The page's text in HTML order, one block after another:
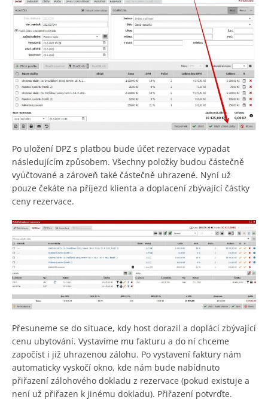
Po uložení DPZ s platbou bude účet rezervace vypadat
následujícím způsobem. Všechny položky budou částečně
vyúčtované a zároveň také částečně uhrazené. Nyní už
pouze čekáte na příjezd klienta a doplacení zbývající částky
ceny rezervace.
Přesuneme se do situace, kdy host dorazil a doplácí zbývající
cenu ubytování. Vystavíme mu fakturu a do ní chceme
započíst i již uhrazenou zálohu. Po vystavení faktury nám
automaticky vyskočí okno, kde nám bude nabídnuto
přiřazení zálohového dokladu z rezervace (pokud existuje a
není už přiřazen k jinému dokladu). Přiřazení potvrďte.